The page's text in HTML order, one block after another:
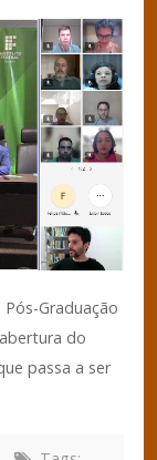
Graduação
do
passa a ser